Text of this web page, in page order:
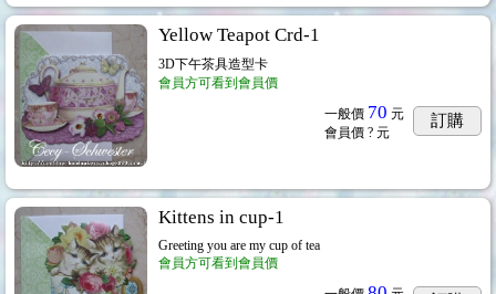
Yellow Teapot Crd-1
3D下午茶具造型卡
會員方可看到會員價
一般價 70 元
會員價 ? 元
訂購
Kittens in cup-1
Greeting you are my cup of tea
會員方可看到會員價